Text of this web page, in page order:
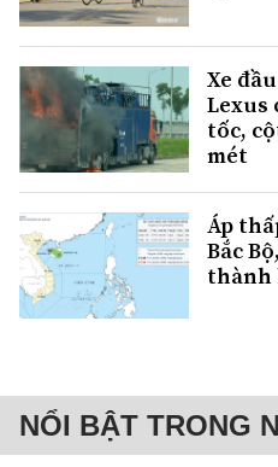
Xe
Lexus
tốc,
mét
Áp
Bắc
thành
NỔI BẬT TRONG